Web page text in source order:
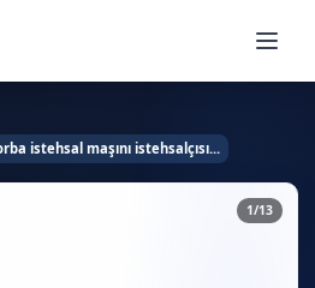
istehsal maşını istehsalçısı...
1/13